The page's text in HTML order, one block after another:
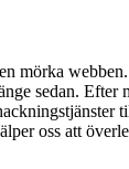
mörka
sedan.
oss att